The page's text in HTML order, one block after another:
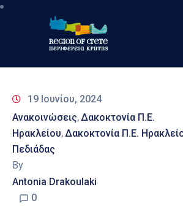
Περιφέρεια
&
Δράσεις
Ψηφιακές
Υπηρεσίες
19 Ιουνίου, 2024
Ανακοινώσεις‚Δακοκτονία Π.Ε.
Ηρακλείου‚Δακοκτονία Π.Ε.
Πεδιάδας
By
Antonia Drakoulaki
0